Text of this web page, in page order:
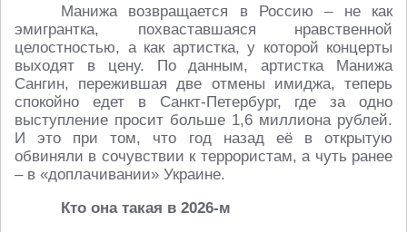
Манижа возвращается в Россию – не как
эмигрантка, похваставшаяся нравственной
целостностью, а как артистка, у которой концерты
выходят в цену. По данным, артистка Манижа
Сангин, пережившая две отмены имиджа, теперь
спокойно едет в Санкт‑Петербург, где за одно
выступление просит больше 1,6 миллиона рублей.
И это при том, что год назад её в открытую
обвиняли в сочувствии к террористам, а чуть ранее
– в «доплачивании» Украине.
Кто она такая в 2026‑м